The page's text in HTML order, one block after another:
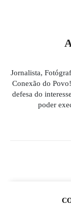
Jornalista,
Conexão do
defesa do
poder